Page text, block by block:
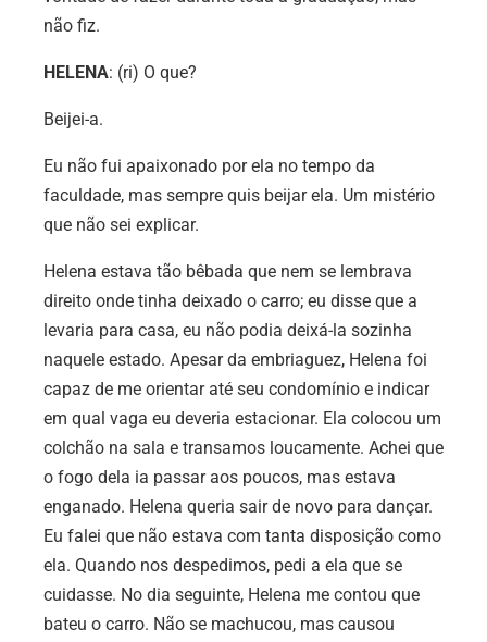
não fiz.
HELENA: (ri) O que?
Beijei-a.
Eu não fui apaixonado por ela no tempo da
faculdade, mas sempre quis beijar ela. Um mistério
que não sei explicar.
Helena estava tão bêbada que nem se lembrava
direito onde tinha deixado o carro; eu disse que a
levaria para casa, eu não podia deixá-la sozinha
naquele estado. Apesar da embriaguez, Helena foi
capaz de me orientar até seu condomínio e indicar
em qual vaga eu deveria estacionar. Ela colocou um
colchão na sala e transamos loucamente. Achei que
o fogo dela ia passar aos poucos, mas estava
enganado. Helena queria sair de novo para dançar.
Eu falei que não estava com tanta disposição como
ela. Quando nos despedimos, pedi a ela que se
cuidasse. No dia seguinte, Helena me contou que
bateu o carro. Não se machucou, mas causou